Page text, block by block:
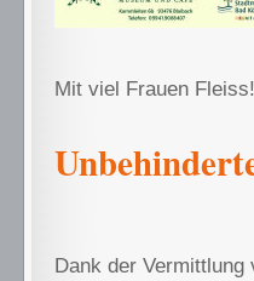
Mit viel Frauen Fleiss!
Dank der